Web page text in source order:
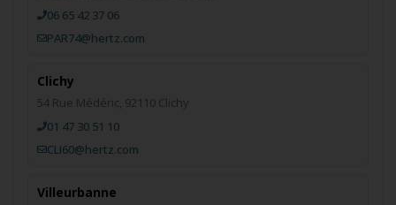
06 65 42 37 06
PAR74@hertz.com
Clichy
54 Rue Médéric, 92110 Clichy
01 47 30 51 10
CLI60@hertz.com
Villeurbanne